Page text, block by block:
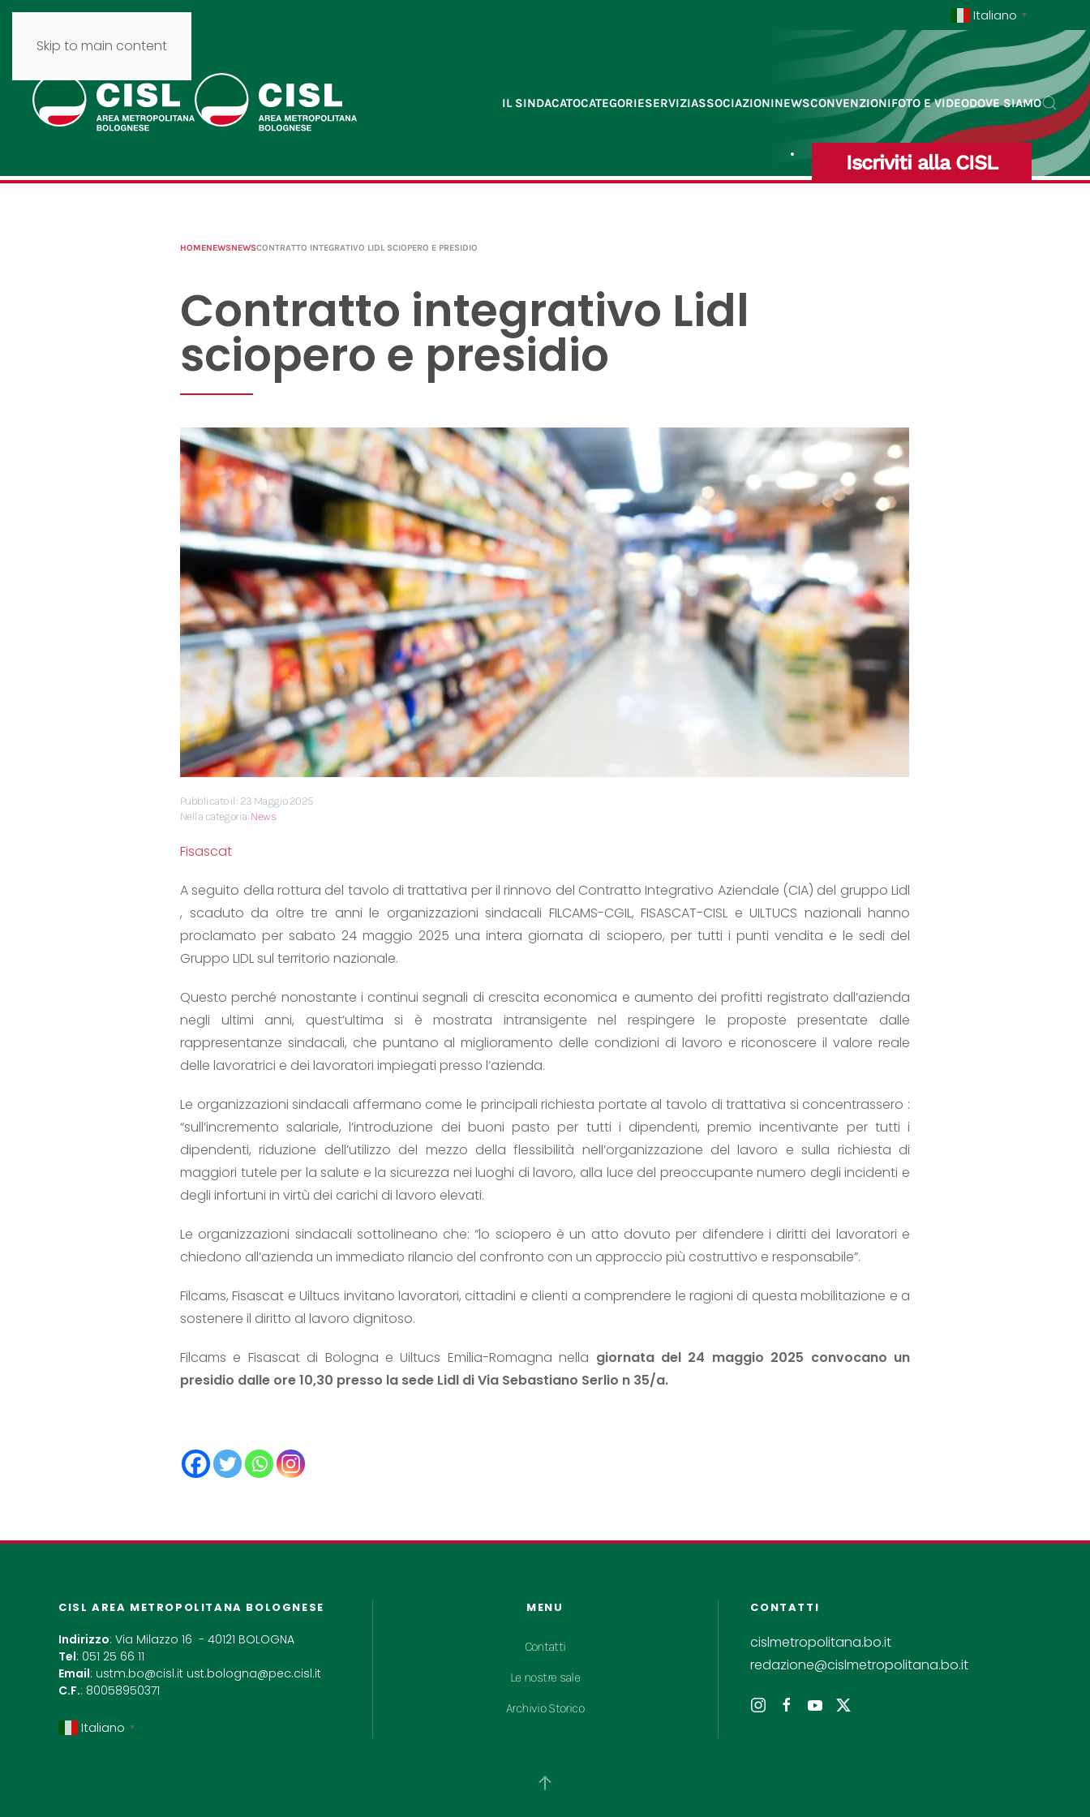
Skip to main content
Italiano ▼
IL SINDACATOCATEGORIESERVIZIASSOCIAZIONINEWSCONVENZIONIFOTO E VIDEODOVE SIAMO
Iscriviti alla CISL
HOMENEWSNEWSCONTRATTO INTEGRATIVO LIDL SCIOPERO E PRESIDIO
Contratto integrativo Lidl
sciopero e presidio
Pubblicato il: 23 Maggio 2025
Nella categoria:News
Fisascat
A seguito della rottura del tavolo di trattativa per il rinnovo del Contratto Integrativo Aziendale (CIA) del gruppo Lidl
, scaduto da oltre tre anni le organizzazioni sindacali FILCAMS-CGIL, FISASCAT-CISL e UILTUCS nazionali hanno
proclamato per sabato 24 maggio 2025 una intera giornata di sciopero, per tutti i punti vendita e le sedi del
Gruppo LIDL sul territorio nazionale.
Questo perché nonostante i continui segnali di crescita economica e aumento dei profitti registrato dall’azienda
negli ultimi anni, quest’ultima si è mostrata intransigente nel respingere le proposte presentate dalle
rappresentanze sindacali, che puntano al miglioramento delle condizioni di lavoro e riconoscere il valore reale
delle lavoratrici e dei lavoratori impiegati presso l’azienda.
Le organizzazioni sindacali affermano come le principali richiesta portate al tavolo di trattativa si concentrassero :
“sull’incremento salariale, l’introduzione dei buoni pasto per tutti i dipendenti, premio incentivante per tutti i
dipendenti, riduzione dell’utilizzo del mezzo della flessibilità nell’organizzazione del lavoro e sulla richiesta di
maggiori tutele per la salute e la sicurezza nei luoghi di lavoro, alla luce del preoccupante numero degli incidenti e
degli infortuni in virtù dei carichi di lavoro elevati.
Le organizzazioni sindacali sottolineano che: “lo sciopero è un atto dovuto per difendere i diritti dei lavoratori e
chiedono all’azienda un immediato rilancio del confronto con un approccio più costruttivo e responsabile”.
Filcams, Fisascat e Uiltucs invitano lavoratori, cittadini e clienti a comprendere le ragioni di questa mobilitazione e a
sostenere il diritto al lavoro dignitoso.
Filcams e Fisascat di Bologna e Uiltucs Emilia-Romagna nella giornata del 24 maggio 2025 convocano un
presidio dalle ore 10,30 presso la sede Lidl di Via Sebastiano Serlio n 35/a.
CISL AREA METROPOLITANA BOLOGNESE
Indirizzo: Via Milazzo 16 - 40121 BOLOGNA
Tel: 051 25 66 11
Email: ustm.bo@cisl.it ust.bologna@pec.cisl.it
C.F.: 80058950371
Italiano ▼
MENU
Contatti
Le nostre sale
Archivio Storico
CONTATTI
cislmetropolitana.bo.it
redazione@cislmetropolitana.bo.it